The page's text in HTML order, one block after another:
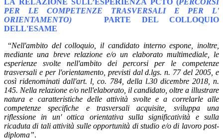
LA RELAZIONE SULL’ESPERIENZA PCTO (PERCORSI
PER LE COMPETENZE TRASVERSALI E PER L'
ORIENTAMENTO) PARTE DEL COLLOQUIO
DELL'ESAME
“Nell'ambito del colloquio, il candidato interno espone, inoltre,
mediante una breve relazione e/o un elaborato multimediale, le
esperienze svolte nell'ambito dei percorsi per le competenze
trasversali e per l'orientamento, previsti dal d.lgs. n. 77 del 2005, e
così ridenominati dall'art. l, co. 784, della l.30 dicembre 2018, n.
145. Nella relazione e/o nell'elaborato, il candidato, oltre a illustrare
natura e caratteristiche delle attività svolte e a correlarle alle
competenze specifiche e trasversali acquisite, sviluppa una
riflessione in un' ottica orientativa sulla significatività e sulla
ricaduta di tali attività sulle opportunità di studio e/o di lavoro post-
diploma”.